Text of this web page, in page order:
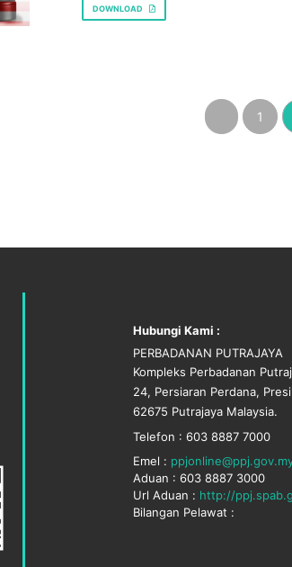
DOWNLOAD
1
Hubungi Kami :
PERBADANAN PUTRAJAYA
Kompleks Perbadanan
24, Persiaran Perdana,
62675 Putrajaya Malaysia.
Telefon : 603 8887 7000
Emel :
Aduan : 603 8887 3000
Url Aduan : http://
Bilangan Pelawat :